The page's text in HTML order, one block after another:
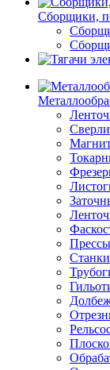
Сборщики,